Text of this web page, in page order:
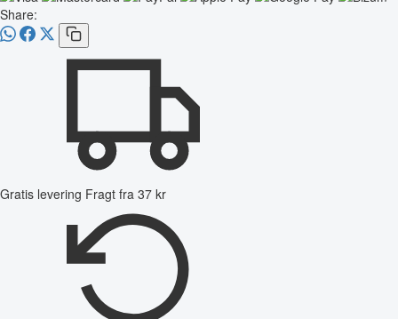
Share:
Gratis levering Fragt fra 37 kr